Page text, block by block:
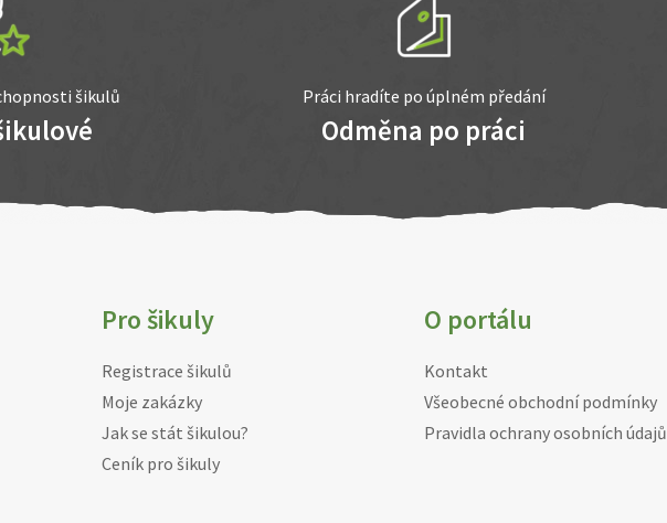
šikulů Práci hradíte po úplném předání
Odměna po práci
Pro šikuly
Registrace šikulů
Moje zakázky
Jak se stát šikulou?
Ceník pro šikuly
O portálu
Kontakt
Všeobecné obchodní podmínky
Pravidla ochrany osobních údajů